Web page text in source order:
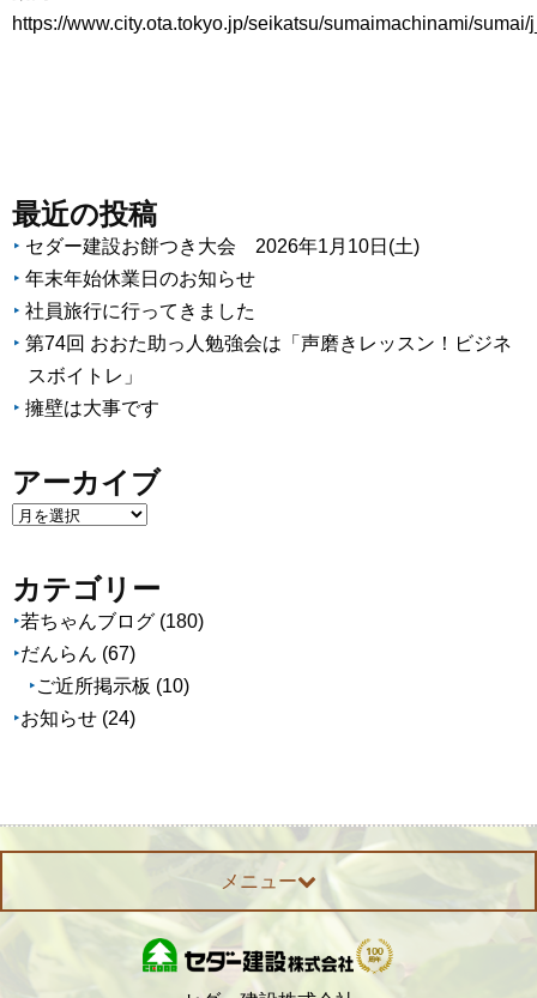
https://www.city.ota.tokyo.jp/seikatsu/sumaimachinami/
最近の投稿
セダー建設お餅つき大会 2026年1月10日(土)
年末年始休業日のお知らせ
社員旅行に行ってきました
第74回 おおた助っ人勉強会は「声磨きレッスン！ビジネ
スボイトレ」
擁壁は大事です
アーカイブ
ア
カ
イ
ブ
カテゴリー
若ちゃんブログ (180)
だんらん (67)
ご近所掲示板 (10)
お知らせ (24)
メニュー